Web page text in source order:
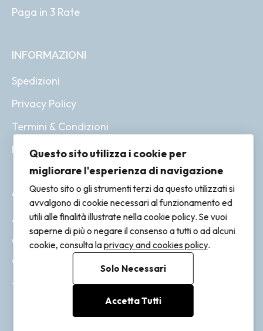
Paga in 3 Rate
INFORMAZIONI
Spedizioni
Privacy Policy
Termini & Condizioni
Resi & Rimborsi
ACCOUNT
Account
Ordini
Wishlist
Tracking
Questo sito utilizza i cookie per
migliorare l'esperienza di navigazione
Questo sito o gli strumenti terzi da questo utilizzati si
avvalgono di cookie necessari al funzionamento ed
utili alle finalità illustrate nella cookie policy. Se vuoi
saperne di più o negare il consenso a tutti o ad alcuni
cookie, consulta laprivacy and cookies policy.
Solo Necessari
Accetta Tutti